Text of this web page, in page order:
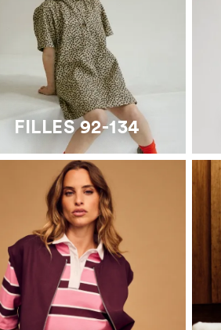
FILLES 92-134